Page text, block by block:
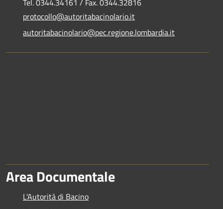
Tel. 0344.34161 / Fax. 0344.32816
protocollo@autoritabacinolario.it
autoritabacinolario@pec.regione.lombardia.it
Area Documentale
L'Autorità di Bacino